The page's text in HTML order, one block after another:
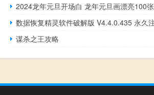
2024龙年元旦开场白 龙年元旦画漂亮100张
谋杀之王攻略